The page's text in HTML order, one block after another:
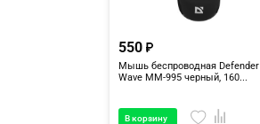
550
Мышь беспроводная Defender
Wave MM-995 черный, 160...
В корзину